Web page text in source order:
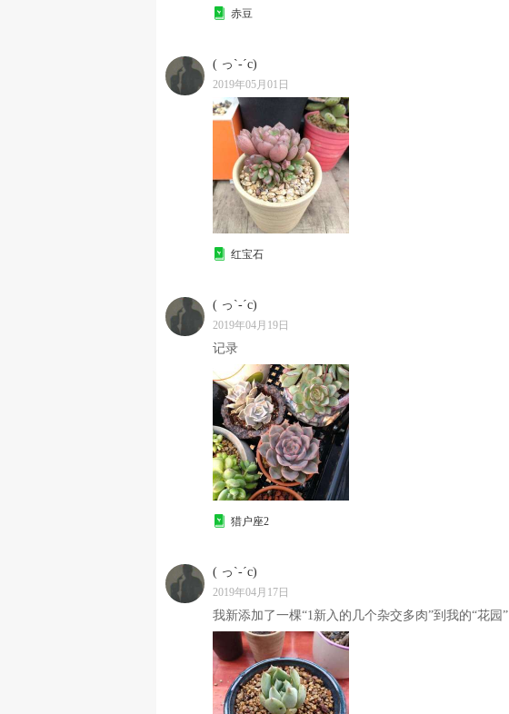
赤豆
( っ`-´c)
2019年05月01日
红宝石
( っ`-´c)
2019年04月19日
记录
猎户座2
( っ`-´c)
2019年04月17日
我新添加了一棵“1新入的几个杂交多肉”到我的“花园”